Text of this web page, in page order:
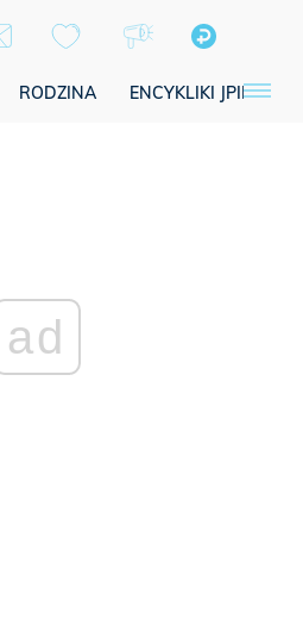
RODZINA ENCYKLIKI JPII
ad